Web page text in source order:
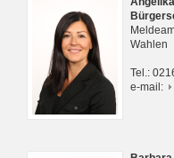
Wahlen
Tel.:
e-mail: